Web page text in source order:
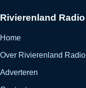
Rivierenland Radio
Home
Over Rivierenland Radio
Adverteren